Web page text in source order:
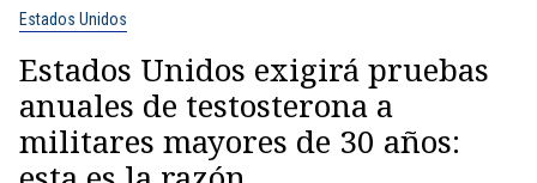
Estados Unidos
Estados Unidos exigirá pruebas
anuales de testosterona a
militares mayores de 30 años: